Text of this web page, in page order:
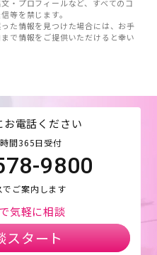
・プロフィールなど、すべてのコ
等を禁じます。
た情報を見つけた場合には、お手
で情報をご提供いただけると幸い
お電話ください
間365日受付
9800
ご案内します
気軽に相談
スタート